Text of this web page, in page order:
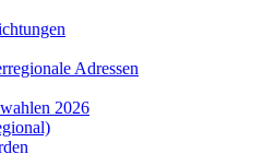
Adressen
2026